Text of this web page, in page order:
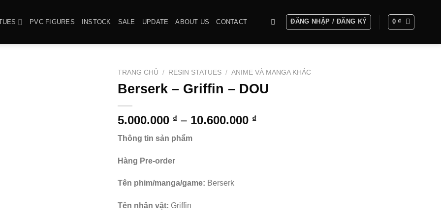
PVC FIGURES INSTOCK SALE UPDATE ABOUT US CONTACT ĐĂNG NHẬP / ĐĂNG KÝ 0₫
TRANG CHỦ / RESIN STATUES / ANIME VÀ MANGA KHÁC
Berserk – Griffin – DOU
5.000.000 ₫ – 10.600.000 ₫Khoảng
Thông tin sản phẩm
Hàng Pre-order
Tên phim/manga/game: Berserk
Tên nhân vật: Griffin